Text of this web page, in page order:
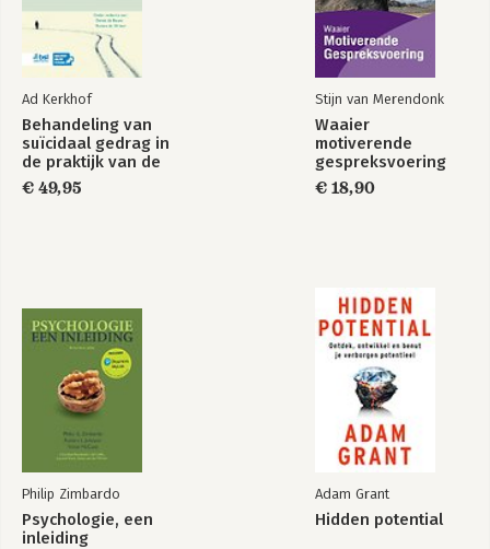
Ad Kerkhof
Behandeling van
suïcidaal gedrag in
de praktijk van de
GGZ
€ 49,95
Stijn van Merendonk
Waaier
motiverende
gespreksvoering
€ 18,90
Philip Zimbardo
Psychologie, een
inleiding
Adam Grant
Hidden potential